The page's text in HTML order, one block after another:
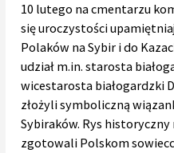
10 lutego na cmentarzu
się uroczystości
Polaków na Sybir i do
udział m.in. starosta
wicestarosta białogardzki
złożyli symboliczną
Sybiraków. Rys
zgotowali Polskom